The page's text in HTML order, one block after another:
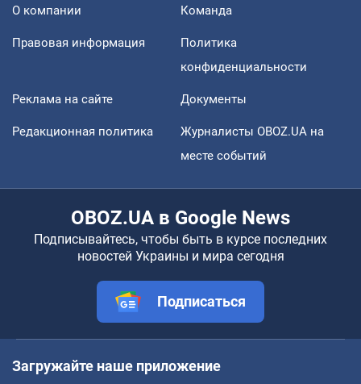
О компании Команда
Правовая информация
Политика
конфиденциальности
Реклама на сайте Документы
Редакционная политика
Журналисты OBOZ.UA на
месте событий
OBOZ.UA в Google News
Подписывайтесь, чтобы быть в курсе последних
новостей Украины и мира сегодня
Подписаться
Загружайте наше приложение